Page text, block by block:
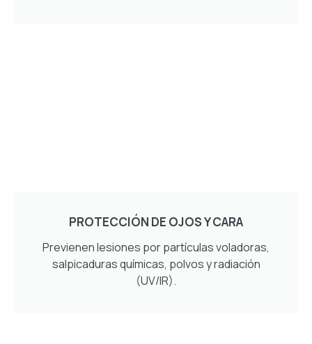
PROTECCIÓN DE OJOS Y CARA
Previenen lesiones por partículas voladoras,
salpicaduras químicas, polvos y radiación
(UV/IR).